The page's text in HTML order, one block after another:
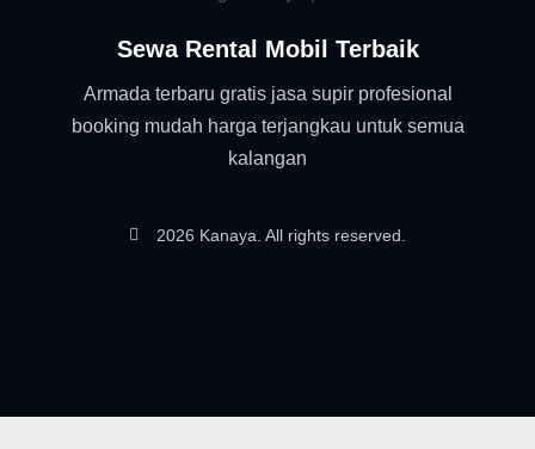
Sewa Rental Mobil Terbaik
Armada terbaru gratis jasa supir profesional
booking mudah harga terjangkau untuk semua
kalangan
2026 Kanaya. All rights reserved.